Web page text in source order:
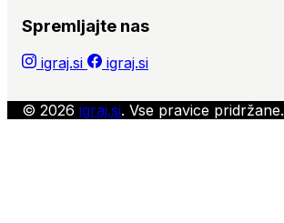
Spremljajte nas
igraj.si igraj.si
© 2026 igraj.si. Vse pravice pridržane.